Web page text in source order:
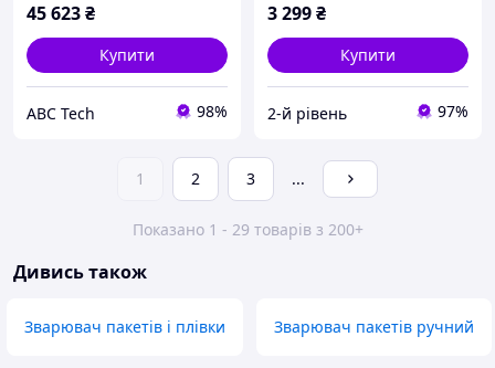
45 623₴
Купити
ABC Tech 98%
3 299₴
Купити
2-й рівень 97%
1 2 3 ...
Показано 1 - 29 товарів з 200+
Дивись також
Зварювач пакетів і плівки Зварювач пакетів ручний